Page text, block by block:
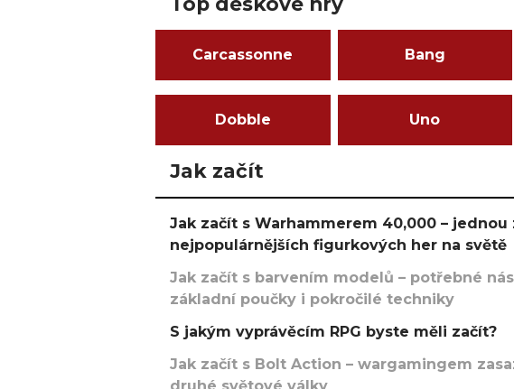
Carcassonne Bang
Dobble Uno
Jak začít
Jak začít s Warhammerem 40,000 – jednou
nejpopulárnějších figurkových her na světě
Jak začít s barvením modelů – potřebné
základní poučky i pokročilé techniky
S jakým vyprávěcím RPG byste měli začít?
Jak začít s Bolt Action – wargamingem